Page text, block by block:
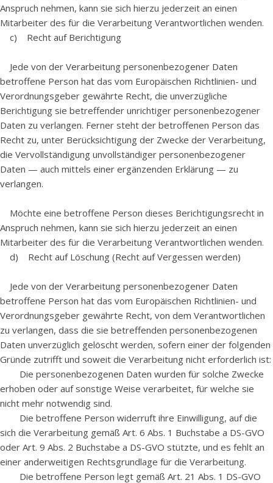
Anspruch nehmen, kann sie sich hierzu jederzeit an einen
Mitarbeiter des für die Verarbeitung Verantwortlichen wenden.
c) Recht auf Berichtigung
Jede von der Verarbeitung personenbezogener Daten
betroffene Person hat das vom Europäischen Richtlinien- und
Verordnungsgeber gewährte Recht, die unverzügliche
Berichtigung sie betreffender unrichtiger personenbezogener
Daten zu verlangen. Ferner steht der betroffenen Person das
Recht zu, unter Berücksichtigung der Zwecke der Verarbeitung,
die Vervollständigung unvollständiger personenbezogener
Daten — auch mittels einer ergänzenden Erklärung — zu
verlangen.
Möchte eine betroffene Person dieses Berichtigungsrecht in
Anspruch nehmen, kann sie sich hierzu jederzeit an einen
Mitarbeiter des für die Verarbeitung Verantwortlichen wenden.
d) Recht auf Löschung (Recht auf Vergessen werden)
Jede von der Verarbeitung personenbezogener Daten
betroffene Person hat das vom Europäischen Richtlinien- und
Verordnungsgeber gewährte Recht, von dem Verantwortlichen
zu verlangen, dass die sie betreffenden personenbezogenen
Daten unverzüglich gelöscht werden, sofern einer der folgenden
Gründe zutrifft und soweit die Verarbeitung nicht erforderlich ist:
Die personenbezogenen Daten wurden für solche Zwecke
erhoben oder auf sonstige Weise verarbeitet, für welche sie
nicht mehr notwendig sind.
Die betroffene Person widerruft ihre Einwilligung, auf die
sich die Verarbeitung gemäß Art. 6 Abs. 1 Buchstabe a DS-GVO
oder Art. 9 Abs. 2 Buchstabe a DS-GVO stützte, und es fehlt an
einer anderweitigen Rechtsgrundlage für die Verarbeitung.
Die betroffene Person legt gemäß Art. 21 Abs. 1 DS-GVO